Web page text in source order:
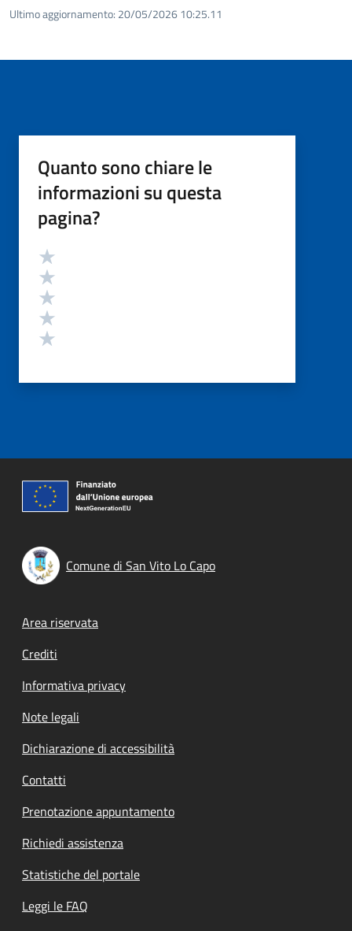
Ultimo aggiornamento: 20/05/2026 10:25.11
Quanto sono chiare le
informazioni su questa
pagina?
Valutazione
Comune di San Vito Lo Capo
Footer menu
Area riservata
Crediti
Informativa privacy
Note legali
Dichiarazione di accessibilità
Contatti
Prenotazione appuntamento
Richiedi assistenza
Statistiche del portale
Leggi le FAQ